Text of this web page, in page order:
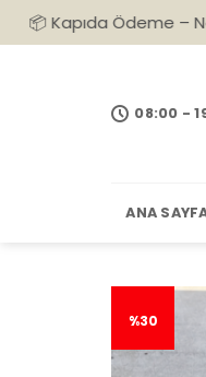
İçeriğe
atla
Ödeme – Nakit &
08:00 -
ANA
%30